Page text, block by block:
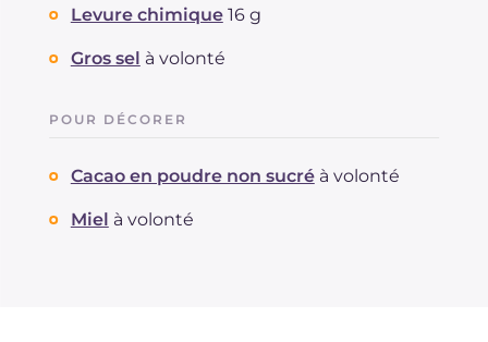
Levure chimique 16 g
Gros sel à volonté
POUR DÉCORER
Cacao en poudre non sucré à volonté
Miel à volonté